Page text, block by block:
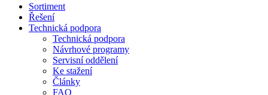
Sortiment
Řešení
Technická podpora
Technická podpora
Návrhové programy
Servisní oddělení
Ke stažení
Články
FAQ